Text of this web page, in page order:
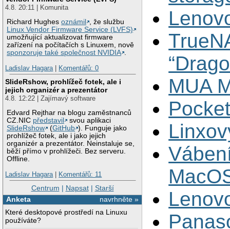
4.8. 20:11 | Komunita
Richard Hughesoznámil
, že službu
Linux Vendor Firmware Service (LVFS)
umožňující aktualizovat firmware
zařízení na počítačích s Linuxem, nově
sponzoruje také společnost NVIDIA .
Ladislav Hagara| Komentářů: 0
SlideRshow, prohlížeč fotek, ale i
jejich organizér a prezentátor
4.8. 12:22 | Zajímavý software
Edvard Rejthar na blogu zaměstnanců
CZ.NIC představil
svou aplikaci
SlideRshow
(GitHub ). Funguje jako
prohlížeč fotek, ale i jako jejich
organizér a prezentátor. Neinstaluje se,
běží přímo v prohlížeči. Bez serveru.
Offline.
Ladislav Hagara| Komentářů: 11
Centrum | Napsat| Starší
navrhněte »
Anketa
Které desktopové prostředí na Linuxu
používáte?
MUA